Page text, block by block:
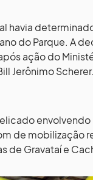
havia
do Parque. A
ação do
Jerônimo
de mobilização
de Gravataí e